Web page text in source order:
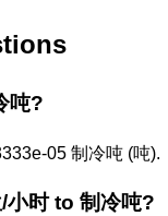
吨?
05 制冷吨 (吨).
时 to 制冷吨?